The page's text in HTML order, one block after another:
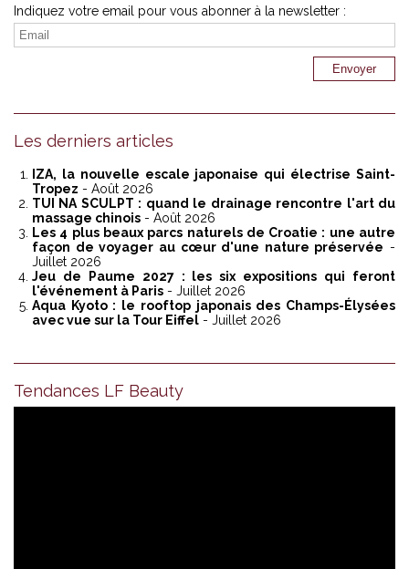
Indiquez votre email pour vous abonner à la newsletter :
Les derniers articles
IZA, la nouvelle escale japonaise qui électrise Saint-
Tropez - Août 2026
TUI NA SCULPT : quand le drainage rencontre l'art du
massage chinois - Août 2026
Les 4 plus beaux parcs naturels de Croatie : une autre
façon de voyager au cœur d'une nature préservée -
Juillet 2026
Jeu de Paume 2027 : les six expositions qui feront
l'événement à Paris - Juillet 2026
Aqua Kyoto : le rooftop japonais des Champs-Élysées
avec vue sur la Tour Eiffel - Juillet 2026
Tendances LF Beauty